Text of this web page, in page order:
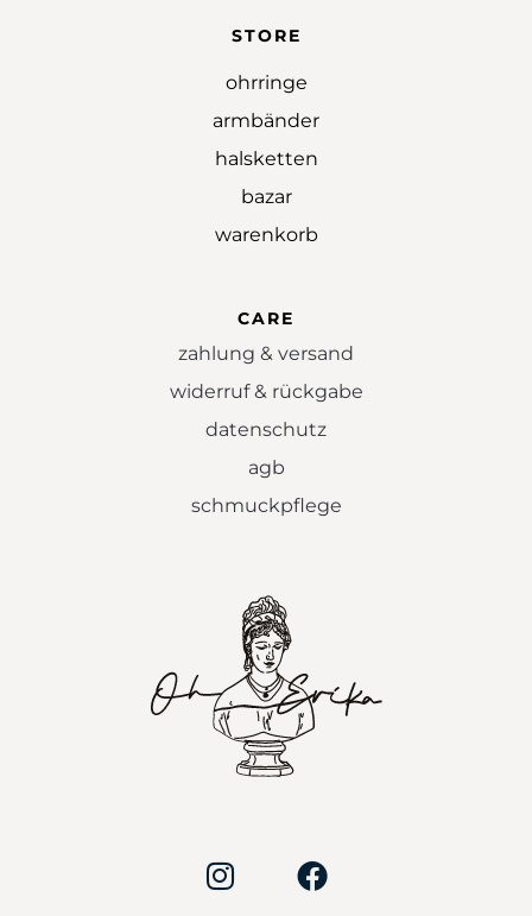
STORE
ohrringe
armbänder
halsketten
bazar
warenkorb
CARE
zahlung & versand
widerruf & rückgabe
datenschutz
agb
schmuckpflege